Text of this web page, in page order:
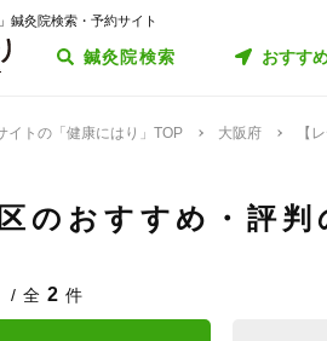
鍼灸院検索・予約サイト
鍼灸院検索 おすす
イトの「健康にはり」TOP 大阪府 【
のおすすめ・評
全 2 件